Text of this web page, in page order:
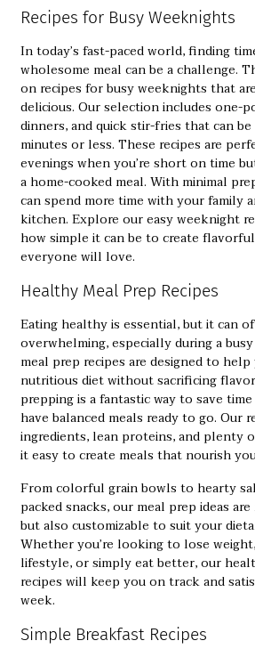
Recipes for Busy Weeknights
In today’s fast-paced world, finding
wholesome meal can be a challenge.
on recipes for busy weeknights that
delicious. Our selection includes one-
dinners, and quick stir-fries that can
minutes or less. These recipes are
evenings when you’re short on time
a home-cooked meal. With minimal
can spend more time with your family
kitchen. Explore our easy weeknight
how simple it can be to create
everyone will love.
Healthy Meal Prep Recipes
Eating healthy is essential, but it can
overwhelming, especially during a
meal prep recipes are designed to help
nutritious diet without sacrificing
prepping is a fantastic way to save
have balanced meals ready to go. Our
ingredients, lean proteins, and plenty
it easy to create meals that nourish
From colorful grain bowls to hearty
packed snacks, our meal prep ideas
but also customizable to suit your
Whether you’re looking to lose
lifestyle, or simply eat better, our
recipes will keep you on track and
week.
Simple Breakfast Recipes